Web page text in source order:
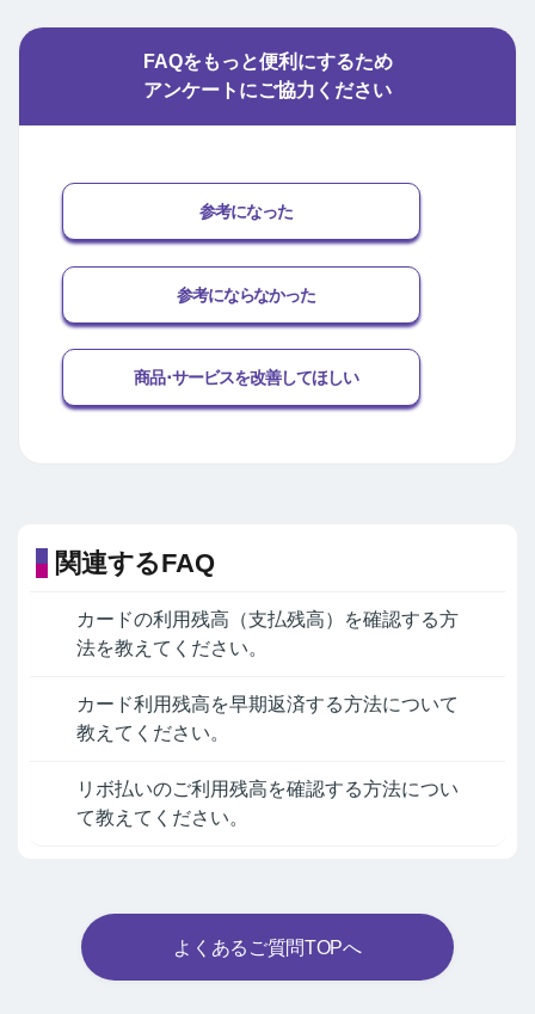
FAQをもっと便利にするため
アンケートにご協力ください
参考になった
参考にならなかった
商品･サービスを改善してほしい
関連するFAQ
カードの利用残高（支払残高）を確認する方
法を教えてください。
カード利用残高を早期返済する方法について
教えてください。
リボ払いのご利用残高を確認する方法につい
て教えてください。
よくあるご質問TOPへ